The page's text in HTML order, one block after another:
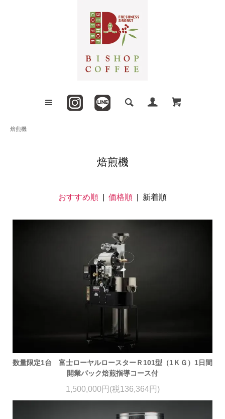
焙煎機
焙煎機
おすすめ順 価格順 | 新着順
数量限定1台 富士ローヤルロースターＲ101型（1ＫＧ）1日間
開業パック焙煎指導コース付
1,500,000円(税136,364円)